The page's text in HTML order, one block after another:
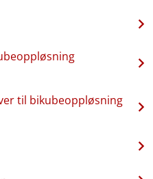
til bikubeoppløsning